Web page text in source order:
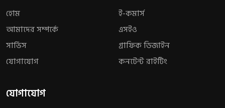
হোম
আমাদের সম্পর্কে
সার্ভিস
যোগাযোগ
ই-কমার্স
এসইও
গ্রাফিক ডিজাইন
কনটেন্ট রাইটিং
যোগাযোগ